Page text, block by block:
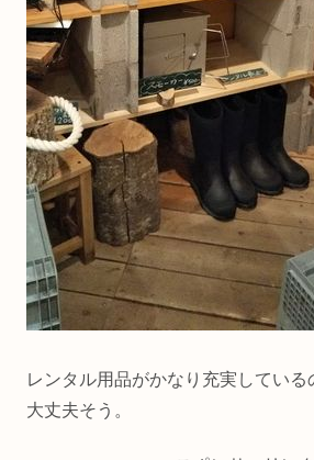
レンタル用品がかなり充実してい
大丈夫そう。